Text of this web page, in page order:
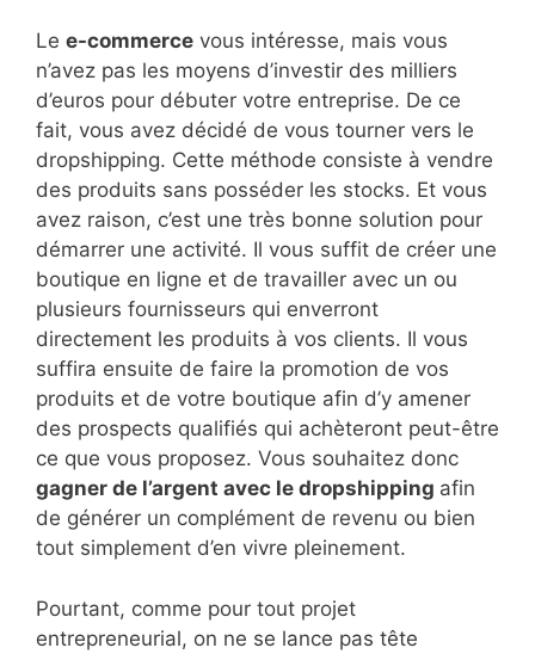
Le e-commerce vous intéresse, mais vous
n’avez pas les moyens d’investir des milliers
d’euros pour débuter votre entreprise. De ce
fait, vous avez décidé de vous tourner vers le
dropshipping. Cette méthode consiste à vendre
des produits sans posséder les stocks. Et vous
avez raison, c’est une très bonne solution pour
démarrer une activité. Il vous suffit de créer une
boutique en ligne et de travailler avec un ou
plusieurs fournisseurs qui enverront
directement les produits à vos clients. Il vous
suffira ensuite de faire la promotion de vos
produits et de votre boutique afin d’y amener
des prospects qualifiés qui achèteront peut-être
ce que vous proposez. Vous souhaitez donc
gagner de l’argent avec le dropshipping afin
de générer un complément de revenu ou bien
tout simplement d’en vivre pleinement.
Pourtant, comme pour tout projet
entrepreneurial, on ne se lance pas tête